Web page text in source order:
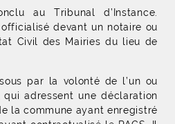
au Tribunal d’Instance.
devant un notaire ou
Civil des Mairies du lieu de
par la volonté de l’un ou
adressent une déclaration
la commune ayant enregistré